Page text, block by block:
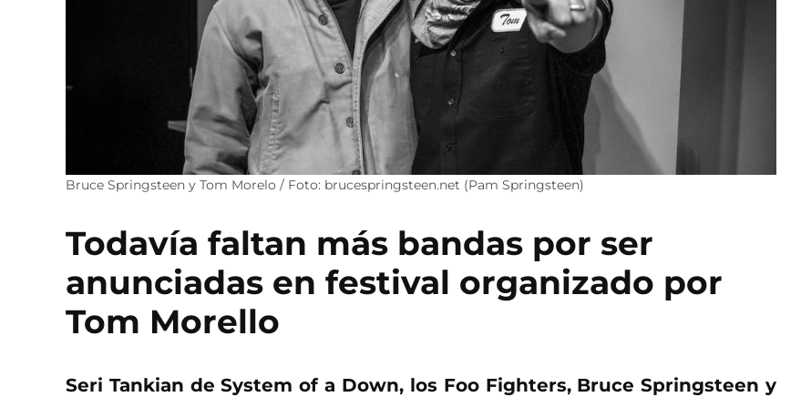
Bruce Springsteen y Tom Morelo / Foto: brucespringsteen.net (Pam Springsteen)
Todavía faltan más bandas por ser
anunciadas en festival organizado por
Tom Morello
Seri Tankian de System of a Down, los Foo Fighters, Bruce Springsteen y